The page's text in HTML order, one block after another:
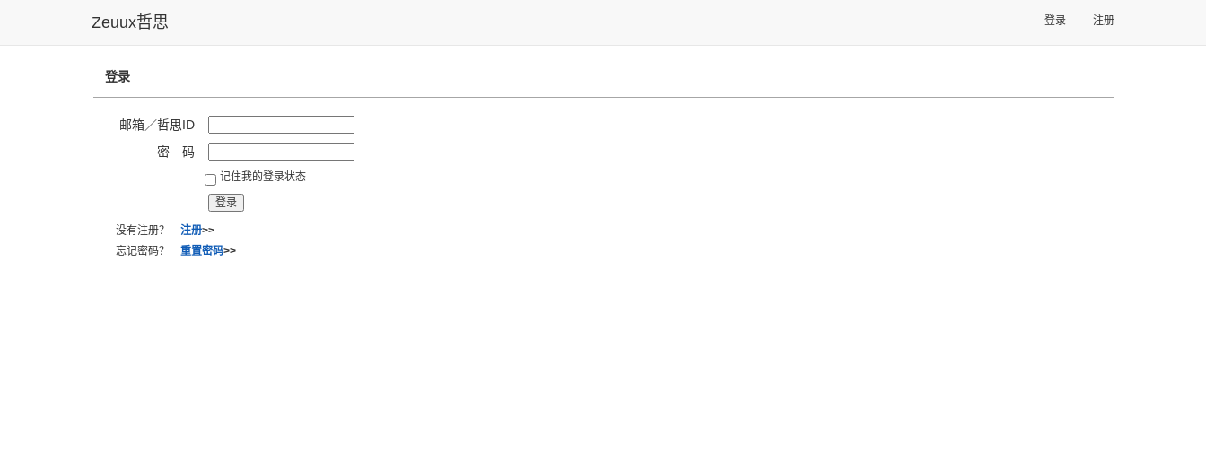
Zeuux哲思 登录 注册
登录
邮箱／哲思ID
密 码
记住我的登录状态
没有注册？ 注册>>
忘记密码？ 重置密码>>